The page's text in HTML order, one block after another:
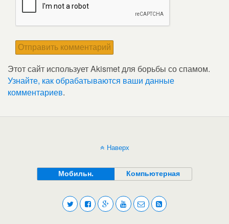
Этот сайт использует Akismet для борьбы со спамом.
Узнайте, как обрабатываются ваши данные
комментариев.
Наверх
Мобильн. Компьютерная